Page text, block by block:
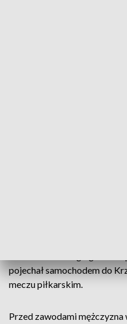
pojechał samochodem do
meczu piłkarskim.
Przed zawodami mężczyzna